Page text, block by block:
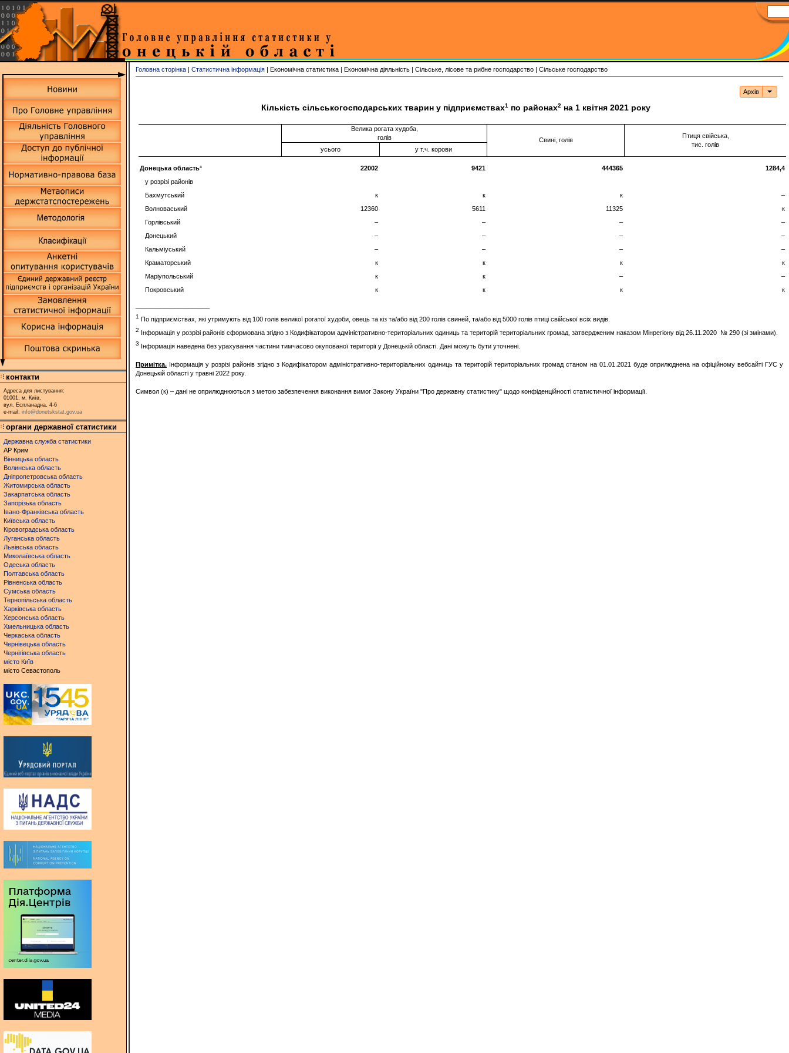
контакти
Адреса для листування:
01001, м. Київ,
вул. Еспланадна, 4-6
e-mail: info@donetskstat.gov.ua
органи державної статистики
Державна служба статистики
АР Крим
Вінницька область
Волинська область
Дніпропетровська область
Житомирська область
Закарпатська область
Запорізька область
Івано-Франківська область
Київська область
Кіровоградська область
Луганська область
Львівська область
Миколаївська область
Одеська область
Полтавська область
Рівненська область
Сумська область
Тернопільська область
Харківська область
Херсонська область
Хмельницька область
Черкаська область
Чернівецька область
Чернігівська область
місто Київ
місто Севастополь
Головна сторінка | Статистична інформація | Економічна статистика | Економічна діяльність | Сільське, лісове та рибне господарство | Сільське господарство
Архів
Кількість сільськогосподарських тварин у підприємствах1по районах2на 1 квітня 2021 року
Велика рогата худоба,
голів
Свині, голів
Птиця свійська,
тис. голів
усього у т.ч. корови
Донецька область³ 22002 9421 444365
1284,4
у розрізі районів
Бахмутський
к к к
–
Волноваський
12360 5611 11325
к
Горлівський
– – –
–
Донецький
– – –
–
Кальміуський
– – –
–
Краматорський
к к к
к
Маріупольський
к к –
–
Покровський
к к к к
1 По підприємствах, які утримують від 100 голів великої рогатої худоби, овець та кіз та/або від 200 голів свиней, та/або від 5000 голів птиці свійської всіх видів.
2 Інформація у розрізі районів сформована згідно з Кодифікатором адміністративно-територіальних одиниць та територій територіальних громад, затвердженим наказом Мінрегіону від 26.11.2020 № 290 (зі змінами).
3 Інформація наведена без урахування частини тимчасово окупованої території у Донецькій області. Дані можуть бути уточнені.
Примітка. Інформація у розрізі районів згідно з Кодифікатором адміністративно-територіальних одиниць та територій територіальних громад станом на 01.01.2021 буде оприлюднена на офіційному вебсайті ГУС у
Донецькій області у травні 2022 року.
Символ (к) – дані не оприлюднюються з метою забезпечення виконання вимог Закону України "Про державну статистику" щодо конфіденційності статистичної інформації.